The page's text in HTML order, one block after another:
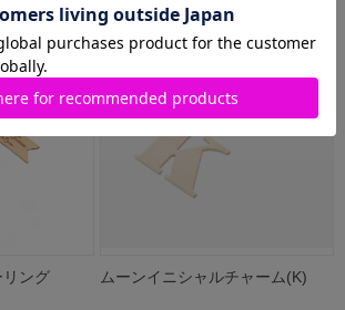
ング ムーンイニシャルチャーム(K)